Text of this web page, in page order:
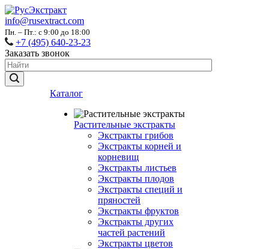
info@rusextract.com
Пн. – Пт.: с 9:00 до 18:00
+7 (495) 640-23-23
Заказать звонок
Каталог
Растительные экстракты
Экстракты грибов
Экстракты корней и
корневищ
Экстракты листьев
Экстракты плодов
Экстракты специй и
пряностей
Экстракты фруктов
Экстракты других
частей растений
Экстракты цветов